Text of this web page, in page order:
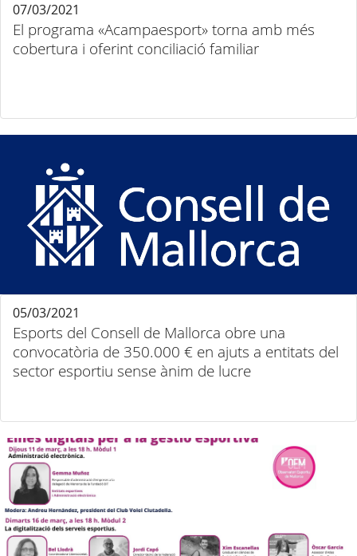
El programa «Acampaesport» torna amb més
cobertura i oferint conciliació familiar
07/03/2021
Esports del Consell de Mallorca obre una
convocatòria de 350.000 € en ajuts a entitats del
sector esportiu sense ànim de lucre
05/03/2021